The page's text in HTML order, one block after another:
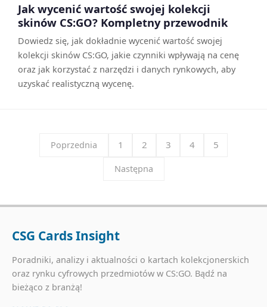
Jak wycenić wartość swojej kolekcji
skinów CS:GO? Kompletny przewodnik
Dowiedz się, jak dokładnie wycenić wartość swojej
kolekcji skinów CS:GO, jakie czynniki wpływają na cenę
oraz jak korzystać z narzędzi i danych rynkowych, aby
uzyskać realistyczną wycenę.
Poprzednia 1 2 3 4 5
Następna
CSG Cards Insight
Poradniki, analizy i aktualności o kartach kolekcjonerskich
oraz rynku cyfrowych przedmiotów w CS:GO. Bądź na
bieżąco z branżą!